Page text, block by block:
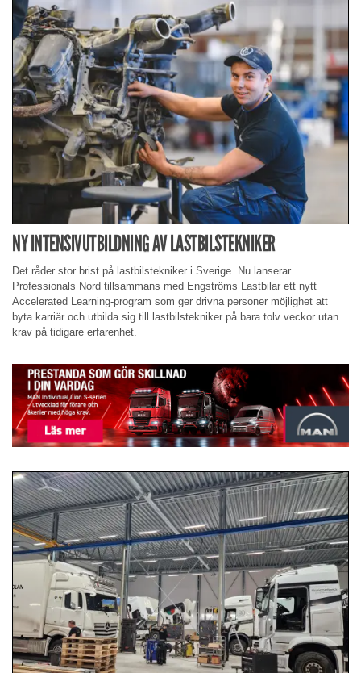
NY INTENSIVUTBILDNING AV LASTBILSTEKNIKER
Det råder stor brist på lastbilstekniker i Sverige. Nu lanserar
Professionals Nord tillsammans med Engströms Lastbilar ett nytt
Accelerated Learning-program som ger drivna personer möjlighet att
byta karriär och utbilda sig till lastbilstekniker på bara tolv veckor utan
krav på tidigare erfarenhet.